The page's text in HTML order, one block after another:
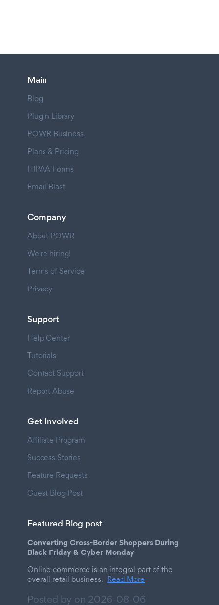
Main
Blog
Plugin Library
POWR Business
Plans & Pricing
HIPAA Forms
Email Blast
Company
About POWR
We're hiring!
Terms of Service
Privacy
Support
Help Center
Tutorials
Contact Support
Report Abuse
Get Involved
Affiliate Program
Success Stories
Feature Requests
Guest Blog Post
Featured Blog post
Converting Cross-Border Shoppers During
Black Friday & Cyber Monday
Online commerce is an integral part of the
overall retail business. Read More
Posted by on 2026-08-06